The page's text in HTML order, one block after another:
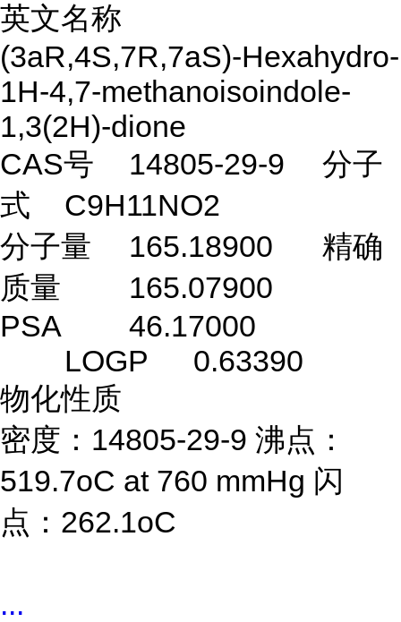
英文名称
(3aR,4S,7R,7aS)-Hexahydro-
1H-4,7-methanoisoindole-
1,3(2H)-dione
CAS号
14805-29-9
分子
式
C9H11NO2
分子量
165.18900
精确
质量
165.07900
PSA
46.17000
LOGP
0.63390
物化性质
密度：14805-29-9 沸点：
519.7oC at 760 mmHg 闪
点：262.1oC
...